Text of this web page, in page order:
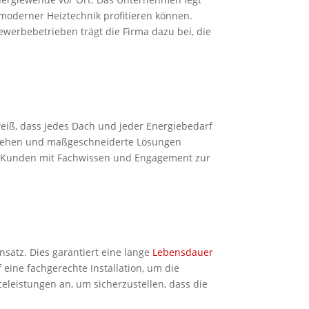
Heiztechnik profitieren können.
trägt die Firma dazu bei, die
dass jedes Dach und jeder Energiebedarf
und maßgeschneiderte Lösungen
mit Fachwissen und Engagement zur
Dies garantiert eine lange Lebensdauer
fachgerechte Installation, um die
an, um sicherzustellen, dass die